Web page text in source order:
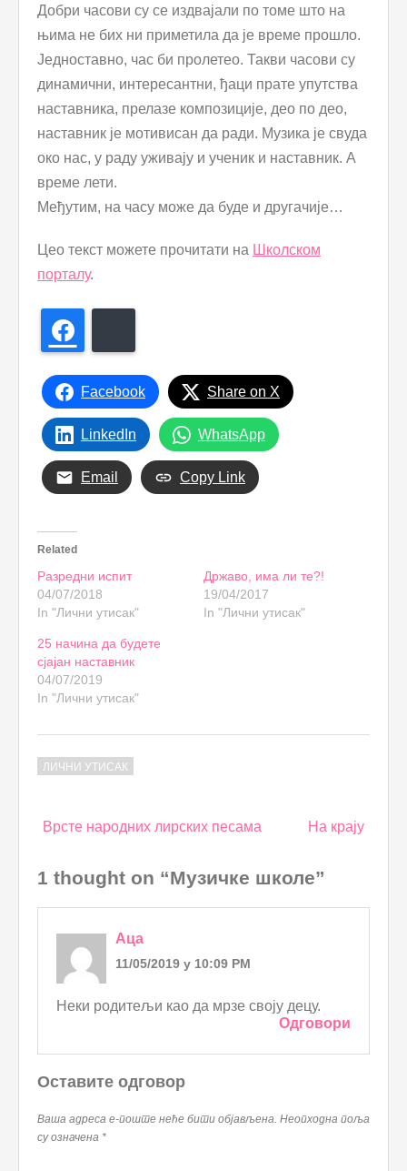
Добри часови су се издвајали по томе што на
њима не бих ни приметила да је време прошло.
Једноставно, час би пролетео. Такви часови су
динамични, интересантни, ђаци прате упутства
наставника, прелазе композиције, део по део,
наставник је мотивисан да ради. Музика је свуда
око нас, у раду уживају и ученик и наставник. А
време лети.
Међутим, на часу може да буде и другачије…
Цео текст можете прочитати на Школском
порталу.
Facebook Share on X
LinkedIn WhatsApp
Email Copy Link
Related
Разредни испит
04/07/2018
In "Лични утисак"
Државо, има ли те?!
19/04/2017
In "Лични утисак"
25 начина да будете
сјајан наставник
04/07/2019
In "Лични утисак"
ЛИЧНИ УТИСАК
Post
Врсте народних лирских песама На крају
1 thought on “Музичке школе”
Аца
11/05/2019 у 10:09 PM
Неки родитељи као да мрзе своју децу.
Одговори
Оставите одговор
Ваша адреса е-поште неће бити објављена. Неопходна поља
су означена *